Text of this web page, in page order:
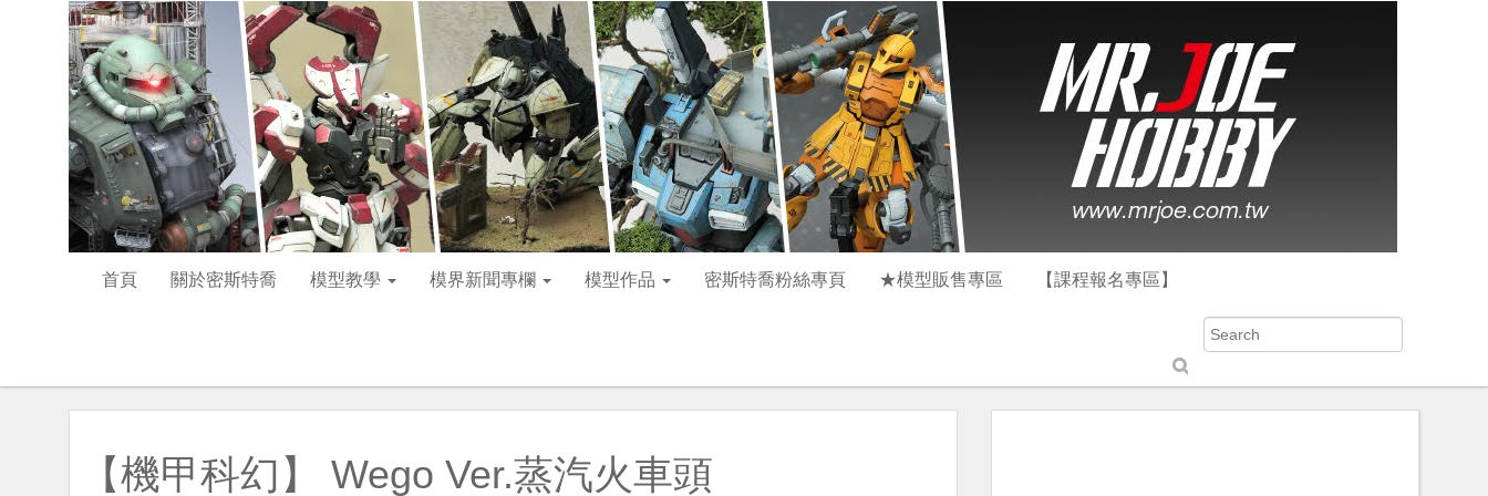
首頁 關於密斯特喬 模型教學 模界新聞專欄 模型作品 密斯特喬粉絲專頁 ★模型販售專區 【課程報名專區】
S
u
b
【機甲科幻】 Wego Ver.蒸汽火車頭